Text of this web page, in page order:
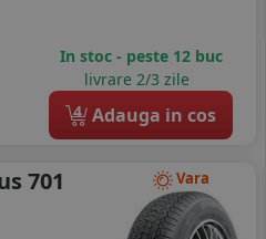
In stoc - peste 12 buc
livrare 2/3 zile
4 Adauga in cos
Vara
701